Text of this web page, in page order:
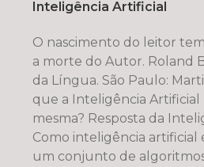
Inteligência Artificial
O nascimento do leitor
a morte do Autor. Roland Barthes - O Rumor
da Língua. São Paulo:
que a Inteligência Artificial
mesma? Resposta da Inteligência Artificial:
Como inteligência artificial
um conjunto de